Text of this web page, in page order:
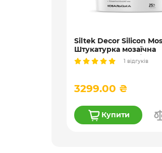
Siltek Decor Silicon
Штукатурка мозаїчна
декоративна
кг
1 відгуків
3299.00 ₴
Купити